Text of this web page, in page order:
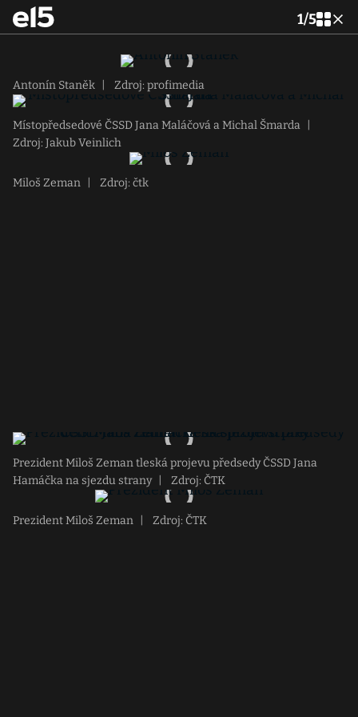
1/5
Antonín Staněk Zdroj: profimedia
Místopředsedové ČSSD Jana Maláčová a Michal Šmarda
Zdroj: Jakub Veinlich
Miloš Zeman Zdroj: čtk
Prezident Miloš Zeman tleská projevu předsedy ČSSD Jana
Hamáčka na sjezdu strany
Zdroj: ČTK
Prezident Miloš Zeman Zdroj: ČTK